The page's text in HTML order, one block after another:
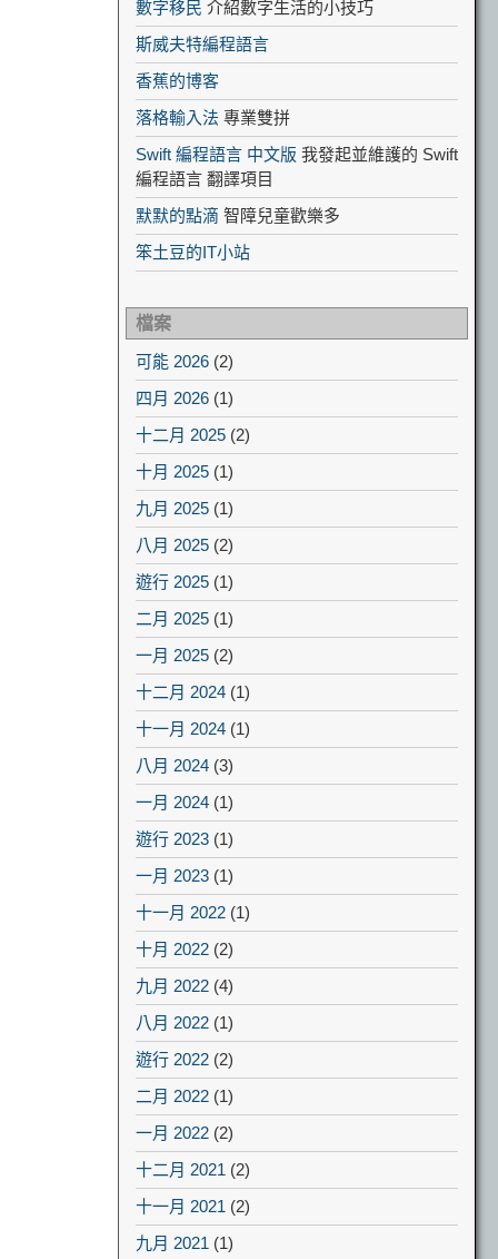
數字移民 介紹數字生活的小技巧
斯威夫特編程語言
香蕉的博客
落格輸入法 專業雙拼
Swift 編程語言 中文版 我發起並維護的 Swift
編程語言 翻譯項目
默默的點滴 智障兒童歡樂多
笨土豆的IT小站
檔案
可能 2026 (2)
四月 2026 (1)
十二月 2025 (2)
十月 2025 (1)
九月 2025 (1)
八月 2025 (2)
遊行 2025 (1)
二月 2025 (1)
一月 2025 (2)
十二月 2024 (1)
十一月 2024 (1)
八月 2024 (3)
一月 2024 (1)
遊行 2023 (1)
一月 2023 (1)
十一月 2022 (1)
十月 2022 (2)
九月 2022 (4)
八月 2022 (1)
遊行 2022 (2)
二月 2022 (1)
一月 2022 (2)
十二月 2021 (2)
十一月 2021 (2)
九月 2021 (1)